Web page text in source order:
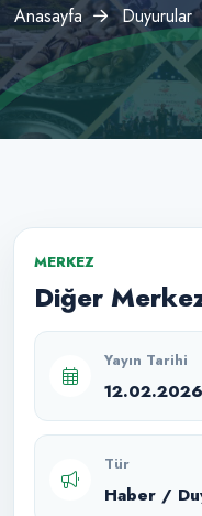
Anasayfa Duyurular
MERKEZ
Diğer
Yayın Tarihi
12.02.2026
Tür
Haber /